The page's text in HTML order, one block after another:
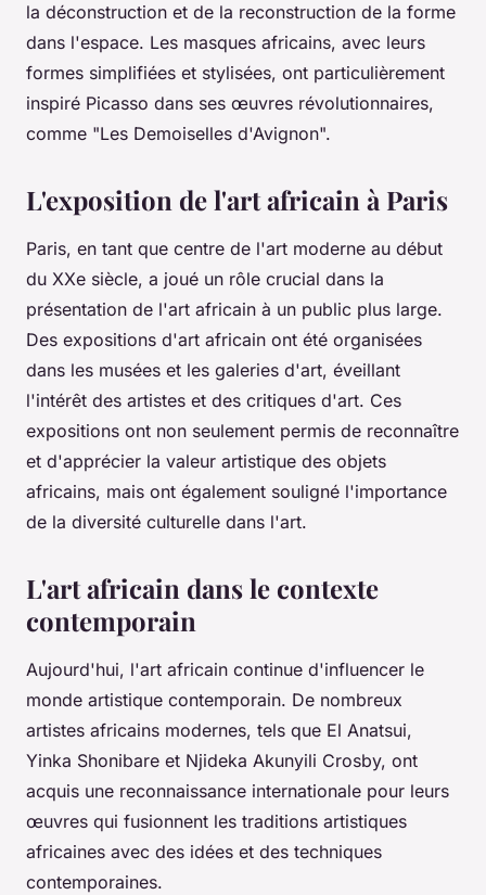
la déconstruction et de la reconstruction de la forme
dans l'espace. Les masques africains, avec leurs
formes simplifiées et stylisées, ont particulièrement
inspiré Picasso dans ses œuvres révolutionnaires,
comme "Les Demoiselles d'Avignon".
L'exposition de l'art africain à Paris
Paris, en tant que centre de l'art moderne au début
du XXe siècle, a joué un rôle crucial dans la
présentation de l'art africain à un public plus large.
Des expositions d'art africain ont été organisées
dans les musées et les galeries d'art, éveillant
l'intérêt des artistes et des critiques d'art. Ces
expositions ont non seulement permis de reconnaître
et d'apprécier la valeur artistique des objets
africains, mais ont également souligné l'importance
de la diversité culturelle dans l'art.
L'art africain dans le contexte
contemporain
Aujourd'hui, l'art africain continue d'influencer le
monde artistique contemporain. De nombreux
artistes africains modernes, tels que El Anatsui,
Yinka Shonibare et Njideka Akunyili Crosby, ont
acquis une reconnaissance internationale pour leurs
œuvres qui fusionnent les traditions artistiques
africaines avec des idées et des techniques
contemporaines.